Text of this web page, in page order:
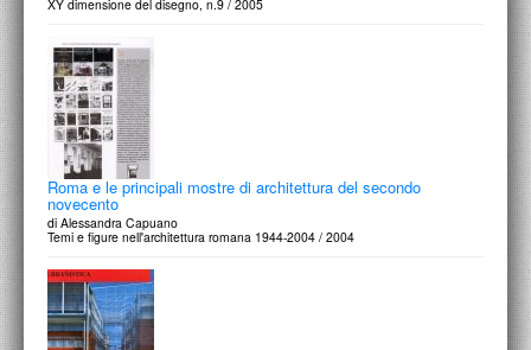
XY dimensione del disegno, n.9 / 2005
Roma e le principali mostre di architettura del secondo
novecento
di Alessandra Capuano
Temi e figure nell'architettura romana 1944-2004 / 2004